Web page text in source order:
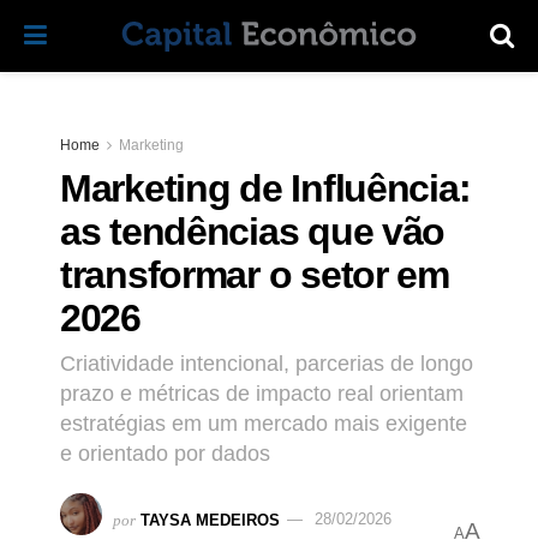
Home Marketing
Marketing de Influência:
as tendências que vão
transformar o setor em
2026
Criatividade intencional, parcerias de longo
prazo e métricas de impacto real orientam
estratégias em um mercado mais exigente
e orientado por dados
por TAYSA MEDEIROS 28/02/2026
AA